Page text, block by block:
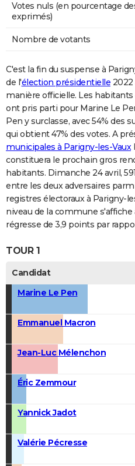
Votes nuls (en pourcentage
exprimés)
Nombre de votants
C'est la fin du suspense à
de l'élection présidentielle
manière officielle. Les
ont pris parti pour Marine Le
Pen y surclasse, avec 54% des
qui obtient 47% des votes. A
municipales à Parigny-les-Vaux
constituera le prochain gros
habitants. Dimanche 24 avril,
entre les deux adversaires
registres électoraux à Parigny-
niveau de la commune s'affiche
régresse de 3,9 points par
TOUR 1
Candidat
Marine Le Pen
Emmanuel Macron
Jean-Luc Mélenchon
Éric Zemmour
Yannick Jadot
Valérie Pécresse